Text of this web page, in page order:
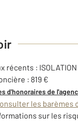
récents : ISOLATION
: 819 €
d'honoraires de
les barèmes
sur les